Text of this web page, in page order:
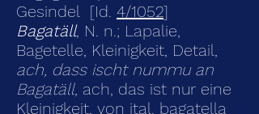
Gesindel [Id. 4/1052]
Bagatäll, N. n.; Lapalie,
Bagetelle, Kleinigkeit, Detail,
ach, dass ischt nummu an
Bagatäll, ach, das ist nur eine
Kleinigkeit, von ital. bagatella